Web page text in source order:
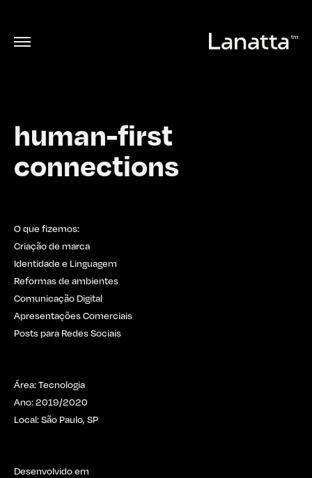
human-first
connections
O que fizemos:
Criação de marca
Identidade e Linguagem
Reformas de ambientes
Comunicação Digital
Apresentações Comerciais
Posts para Redes Sociais
Área: Tecnologia
Ano: 2019/2020
Local: São Paulo, SP
Desenvolvido em